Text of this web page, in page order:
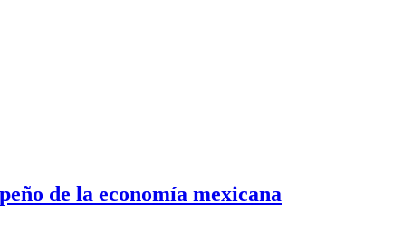
de la economía mexicana